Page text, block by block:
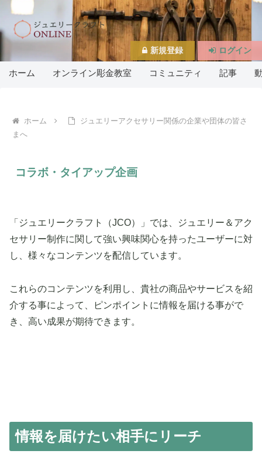
ホーム オンライン彫金教室 コミュニティ 記事
ホーム
ジュエリーアクセサリー関係の企業や団体の皆さ
まへ
コラボ・タイアップ企画
「ジュエリークラフト（JCO）」では、ジュエリー＆アク
セサリー制作に関して強い興味関心を持ったユーザーに対
し、様々なコンテンツを配信しています。
これらのコンテンツを利用し、貴社の商品やサービスを紹
介する事によって、ピンポイントに情報を届ける事がで
き、高い成果が期待できます。
情報を届けたい相手にリーチ
新規登録 ログイン